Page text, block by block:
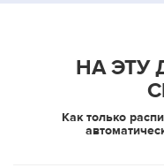
НА ЭТУ
Как только